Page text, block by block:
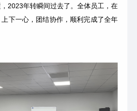
2023年转瞬间过去了。全体员工，在
下一心，团结协作，顺利完成了全年